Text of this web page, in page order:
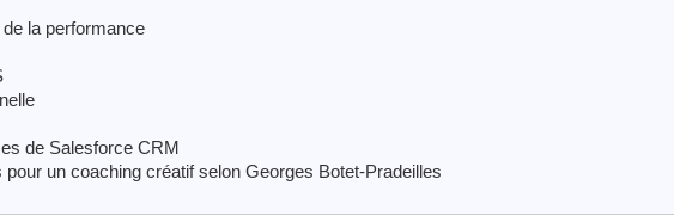
la performance
de Salesforce CRM
un coaching créatif selon Georges Botet-Pradeilles